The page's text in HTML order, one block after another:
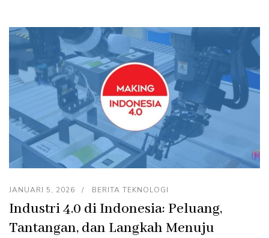
JANUARI 5, 2026 BERITA TEKNOLOGI
Industri 4.0 di Indonesia: Peluang,
Tantangan, dan Langkah Menuju